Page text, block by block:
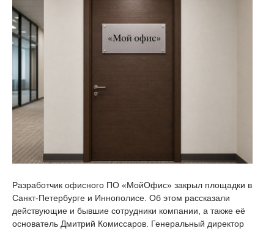
Разработчик офисного ПО «МойОфис» закрыл площадки в
Санкт-Петербурге и Иннополисе. Об этом рассказали
действующие и бывшие сотрудники компании, а также её
основатель Дмитрий Комиссаров. Генеральный директор